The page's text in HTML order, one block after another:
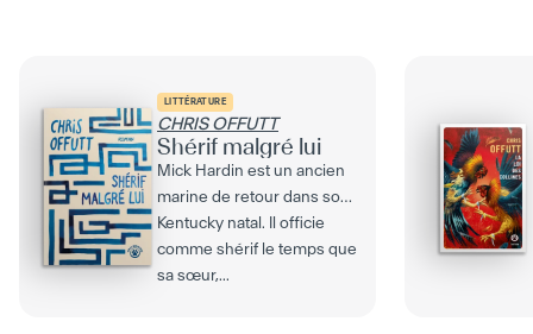
LITTÉRATURE
CHRIS OFFUTT
Shérif malgré lui
Mick Hardin est un ancien
marine de retour dans son
Kentucky natal. Il officie
comme shérif le temps que
sa sœur,...